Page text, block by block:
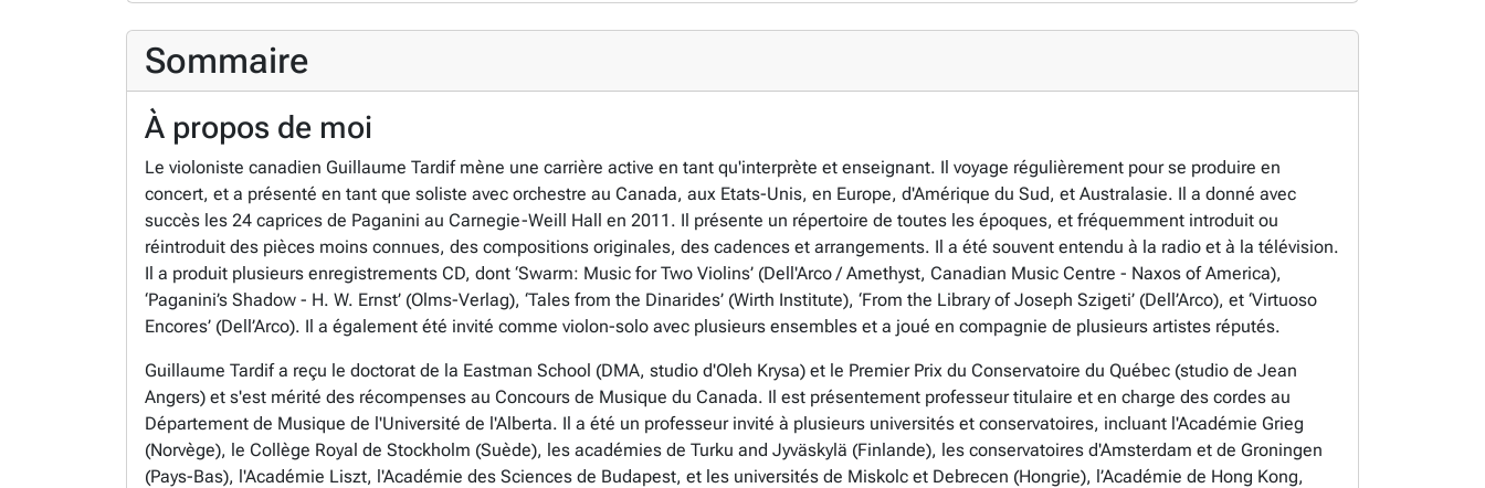
Sommaire
À propos de moi
Le violoniste canadien Guillaume Tardif mène une carrière active en tant qu'interprète et enseignant. Il voyage régulièrement pour se produire en
concert, et a présenté en tant que soliste avec orchestre au Canada, aux Etats-Unis, en Europe, d'Amérique du Sud, et Australasie. Il a donné avec
succès les 24 caprices de Paganini au Carnegie-Weill Hall en 2011. Il présente un répertoire de toutes les époques, et fréquemment introduit ou
réintroduit des pièces moins connues, des compositions originales, des cadences et arrangements. Il a été souvent entendu à la radio et à la télévision.
Il a produit plusieurs enregistrements CD, dont ‘Swarm: Music for Two Violins’ (Dell'Arco / Amethyst, Canadian Music Centre - Naxos of America),
‘Paganini’s Shadow - H. W. Ernst’ (Olms-Verlag), ‘Tales from the Dinarides’ (Wirth Institute), ‘From the Library of Joseph Szigeti’ (Dell’Arco), et ‘Virtuoso
Encores’ (Dell’Arco). Il a également été invité comme violon-solo avec plusieurs ensembles et a joué en compagnie de plusieurs artistes réputés.
Guillaume Tardif a reçu le doctorat de la Eastman School (DMA, studio d'Oleh Krysa) et le Premier Prix du Conservatoire du Québec (studio de Jean
Angers) et s'est mérité des récompenses au Concours de Musique du Canada. Il est présentement professeur titulaire et en charge des cordes au
Département de Musique de l'Université de l'Alberta. Il a été un professeur invité à plusieurs universités et conservatoires, incluant l'Académie Grieg
(Norvège), le Collège Royal de Stockholm (Suède), les académies de Turku and Jyväskylä (Finlande), les conservatoires d'Amsterdam et de Groningen
(Pays-Bas), l'Académie Liszt, l'Académie des Sciences de Budapest, et les universités de Miskolc et Debrecen (Hongrie), l’Académie de Hong Kong,